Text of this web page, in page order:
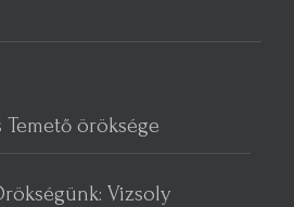
Temető öröksége
Vizsoly